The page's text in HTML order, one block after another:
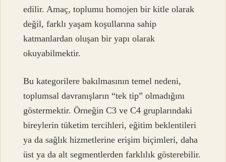
edilir. Amaç, toplumu homojen bir kitle olarak
değil, farklı yaşam koşullarına sahip
katmanlardan oluşan bir yapı olarak
okuyabilmektir.
Bu kategorilere bakılmasının temel nedeni,
toplumsal davranışların “tek tip” olmadığını
göstermektir. Örneğin C3 ve C4 gruplarındaki
bireylerin tüketim tercihleri, eğitim beklentileri
ya da sağlık hizmetlerine erişim biçimleri, daha
üst ya da alt segmentlerden farklılık gösterebilir.